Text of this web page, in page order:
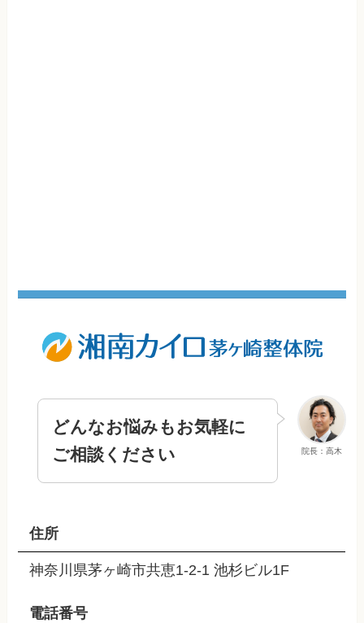
院長：高木
どんなお悩みもお気軽に
ご相談ください
住所
神奈川県茅ヶ崎市共恵1-2-1 池杉ビル1F
電話番号